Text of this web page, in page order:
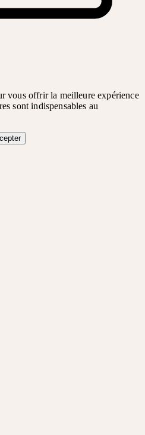
vous offrir la meilleure expérience
sont indispensables au